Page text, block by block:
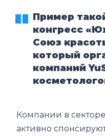
Пример
конгресс
Союз
который
компаний
Компании в
активно